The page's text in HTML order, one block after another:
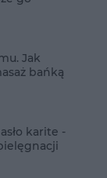
Jak
bańką
karite -